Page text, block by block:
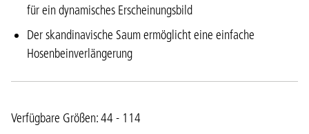
für ein dynamisches Erscheinungsbild
Der skandinavische Saum ermöglicht eine einfache
Hosenbeinverlängerung
Verfügbare Größen: 44 - 114